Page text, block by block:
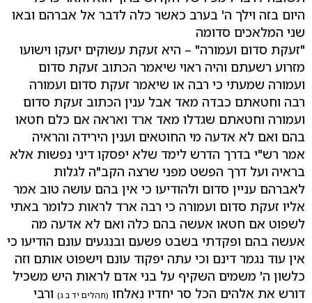
היום בזה וילך ה' בערב כאשר כלה לדבר אל אברהם ובאו
שני המלאכים סדומה
"זעקת סדום ועמורה" – היא זעקת עשוקים יזעקו וישועו
מזרוע רשעתם והיה ראוי שיאמר הכתוב זעקת סדום
ועמורה שמעתי כי רבה או שיאמר זעקת סדום ועמורה
רבה וחטאתם כבדה מאד אבל ענין הכתוב זעקת סדום
ועמורה וחטאתם שגדלו מאד ארד ואראה אם כלם חטאו
בהם ואם לא אדעה מי החוטאים וענין הירידה והראיה
אמר רש"י בדרך הדרש לימד שלא יפסקו דיני נפשות אלא
בראיה ועל דרך הפשט מפני שרצה הקב"ה לגלות
לאברהם עניין סדום ולהודיעו כי אין בהם עושה טוב אמר
אליו זעקת סדום ועמורה כי רבה ארד לראות כלומר באתי
לשפוט אם חטאו אעשה בהם כלה ואם לא אדעה מה
אעשה בהם ופקדתי בשבט פשעם ובנגעים עונם הודיעו כי
אין עוד נגמר דינם וכי עתה יפקוד עונם וישפוט אותם וזה
כלשון ה' משמים השקיף על בני אדם לראות היש משכיל
דורש את אלהים הכל סר יחדיו נאלחו (תהלים יד ב ג) ורבי